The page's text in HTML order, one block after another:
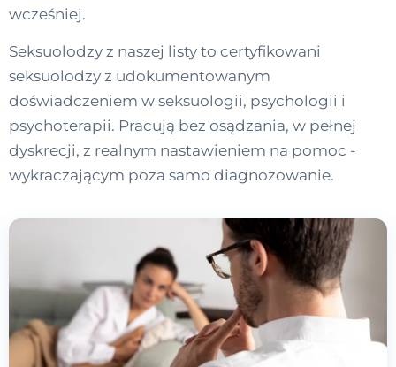
wcześniej.
Seksuolodzy z naszej listy to certyfikowani
seksuolodzy z udokumentowanym
doświadczeniem w seksuologii, psychologii i
psychoterapii. Pracują bez osądzania, w pełnej
dyskrecji, z realnym nastawieniem na pomoc -
wykraczającym poza samo diagnozowanie.